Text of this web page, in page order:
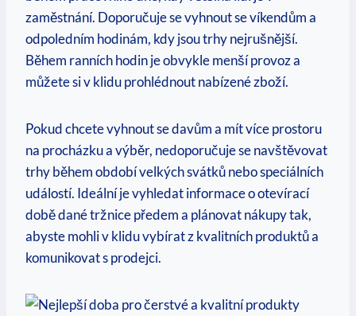
zaměstnání. Doporučuje se vyhnout se víkendům a
odpoledním hodinám, kdy jsou trhy nejrušnější.
Během ranních hodin je obvykle menší provoz a
můžete si v klidu prohlédnout nabízené zboží.
Pokud chcete vyhnout se davům a mít více prostoru
na procházku a výběr, nedoporučuje se navštěvovat
trhy během období velkých svátků nebo speciálních
událostí. Ideální je vyhledat informace o otevírací
době dané tržnice předem a plánovat nákupy tak,
abyste mohli v klidu vybírat z kvalitních produktů a
komunikovat s prodejci.